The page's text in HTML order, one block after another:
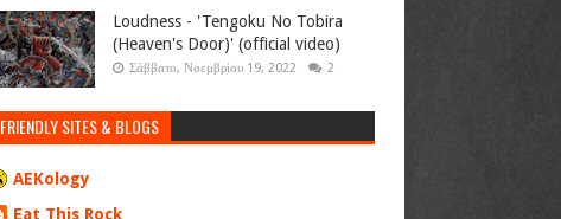
Loudness - 'Tengoku No Tobira
(Heaven's Door)' (official video)
Σάββατο, Νοεμβρίου 19, 2022 2
FRIENDLY SITES & BLOGS
AEKology
Eat This Rock